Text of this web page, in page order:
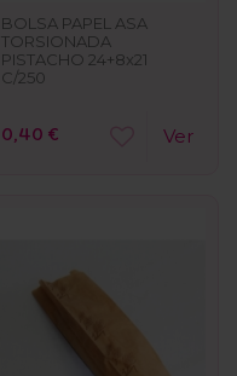
BOLSA PAPEL ASA
TORSIONADA
PISTACHO 24+8x21
C/250
0,40 € Ver